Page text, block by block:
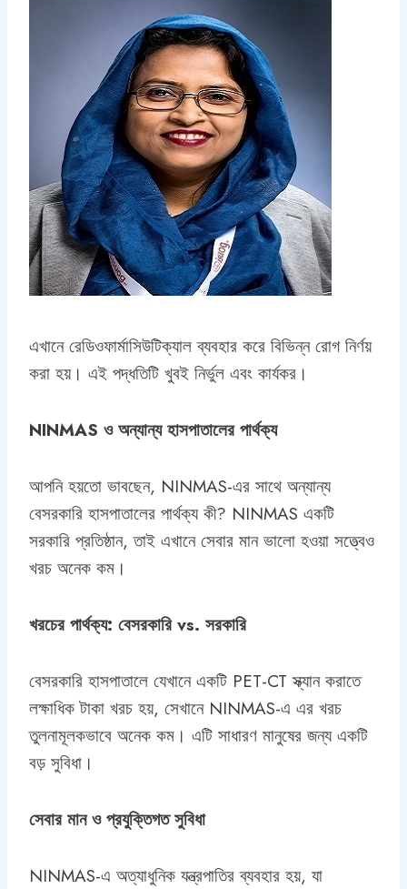
এখানে রেডিওফার্মাসিউটিক্যাল ব্যবহার করে বিভিন্ন রোগ নির্ণয়
করা হয়। এই পদ্ধতিটি খুবই নির্ভুল এবং কার্যকর।
NINMAS ও অন্যান্য হাসপাতালের পার্থক্য
আপনি হয়তো ভাবছেন, NINMAS-এর সাথে অন্যান্য
বেসরকারি হাসপাতালের পার্থক্য কী? NINMAS একটি
সরকারি প্রতিষ্ঠান, তাই এখানে সেবার মান ভালো হওয়া সত্ত্বেও
খরচ অনেক কম।
খরচের পার্থক্য: বেসরকারি vs. সরকারি
বেসরকারি হাসপাতালে যেখানে একটি PET-CT স্ক্যান করাতে
লক্ষাধিক টাকা খরচ হয়, সেখানে NINMAS-এ এর খরচ
তুলনামূলকভাবে অনেক কম। এটি সাধারণ মানুষের জন্য একটি
বড় সুবিধা।
সেবার মান ও প্রযুক্তিগত সুবিধা
NINMAS-এ অত্যাধুনিক যন্ত্রপাতির ব্যবহার হয়, যা